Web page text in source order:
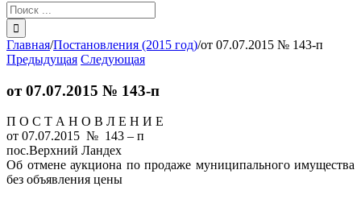
Результат
поиска:
Главная/Постановления (2015 год)/от 07.07.2015 № 143-п
Предыдущая Следующая
от 07.07.2015 № 143-п
П О С Т А Н О В Л Е Н И Е
от 07.07.2015 № 143 – п
пос.Верхний Ландех
Об отмене аукциона по продаже муниципального имущества
без объявления цены